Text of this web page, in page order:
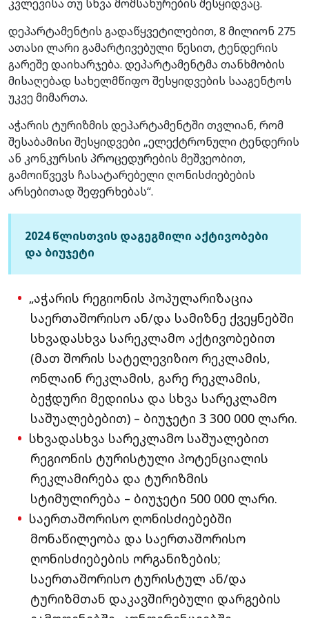
კვლევისა თუ სხვა მომსახურების შესყიდვაც.
დეპარტამენტის გადაწყვეტილებით, 8 მილიონ 275
ათასი ლარი გამარტივებული წესით, ტენდერის
გარეშე დაიხარჯება. დეპარტამენტმა თანხმობის
მისაღებად სახელმწიფო შესყიდვების სააგენტოს
უკვე მიმართა.
აჭარის ტურიზმის დეპარტამენტში თვლიან, რომ
შესაბამისი შესყიდვები „ელექტრონული ტენდერის
ან კონკურსის პროცედურების მეშვეობით,
გამოიწვევს ჩასატარებელი ღონისძიებების
არსებითად შეფერხებას“.
2024 წლისთვის დაგეგმილი აქტივობები
და ბიუჯეტი
„აჭარის რეგიონის პოპულარიზაცია
საერთაშორისო ან/და სამიზნე ქვეყნებში
სხვადასხვა სარეკლამო აქტივობებით
(მათ შორის სატელევიზიო რეკლამის,
ონლაინ რეკლამის, გარე რეკლამის,
ბეჭდური მედიისა და სხვა სარეკლამო
საშუალებებით) – ბიუჯეტი 3 300 000 ლარი.
სხვადასხვა სარეკლამო საშუალებით
რეგიონის ტურისტული პოტენციალის
რეკლამირება და ტურიზმის
სტიმულირება – ბიუჯეტი 500 000 ლარი.
საერთაშორისო ღონისძიებებში
მონაწილეობა და საერთაშორისო
ღონისძიებების ორგანიზების;
საერთაშორისო ტურისტულ ან/და
ტურიზმთან დაკავშირებული დარგების